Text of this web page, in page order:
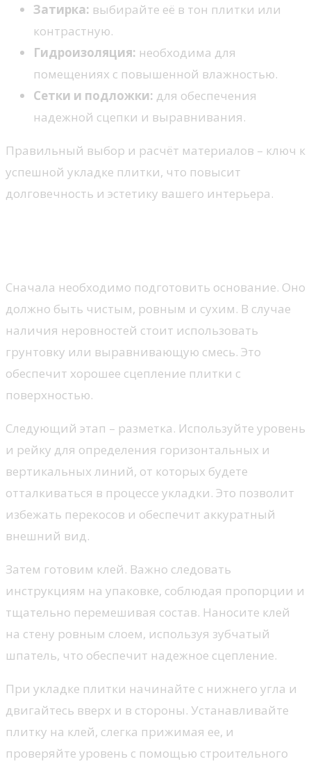
Затирка: выбирайте её в тон плитки или
контрастную.
Гидроизоляция: необходима для
помещениях с повышенной влажностью.
Сетки и подложки: для обеспечения
надежной сцепки и выравнивания.
Правильный выбор и расчёт материалов – ключ к
успешной укладке плитки, что повысит
долговечность и эстетику вашего интерьера.
Сначала необходимо подготовить основание. Оно
должно быть чистым, ровным и сухим. В случае
наличия неровностей стоит использовать
грунтовку или выравнивающую смесь. Это
обеспечит хорошее сцепление плитки с
поверхностью.
Следующий этап – разметка. Используйте уровень
и рейку для определения горизонтальных и
вертикальных линий, от которых будете
отталкиваться в процессе укладки. Это позволит
избежать перекосов и обеспечит аккуратный
внешний вид.
Затем готовим клей. Важно следовать
инструкциям на упаковке, соблюдая пропорции и
тщательно перемешивая состав. Наносите клей
на стену ровным слоем, используя зубчатый
шпатель, что обеспечит надежное сцепление.
При укладке плитки начинайте с нижнего угла и
двигайтесь вверх и в стороны. Устанавливайте
плитку на клей, слегка прижимая ее, и
проверяйте уровень с помощью строительного